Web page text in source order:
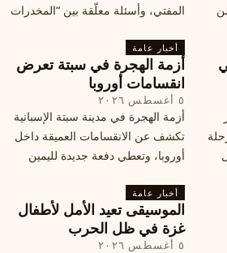
المفتي، وأسئلة معلّقة بين “المخدرات
أخبار عامة
أزمة الهجرة في سبتة تعرض
انقسامات أوروبا
٥ أغسطس ٢٠٢٦
أزمة الهجرة في مدينة سبتة الإسبانية
تكشف عن الانقسامات العميقة داخل
أوروبا، وتعطي دفعة جديدة لليمين
الأوروبي لاستغلال هشاشة موقفه، فما
هي الآثار السياسية لهذه الأزمة؟
أخبار عامة
الموسيقى تعيد الأمل لأطفال
غزة في ظل الحرب
٥ أغسطس ٢٠٢٦